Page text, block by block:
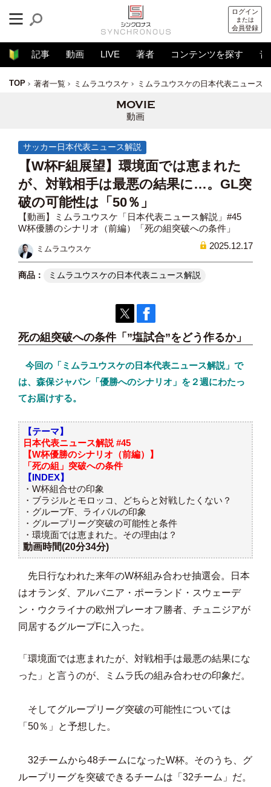
ログイン
または
会員登録
記事 動画 LIVE 著者 コンテンツを探す 音
TOP 著者一覧 ミムラユウスケ ミムラユウスケの日本代表ニュース
動画
サッカー日本代表ニュース解説
【W杯F組展望】環境面では恵まれた
が、対戦相手は最悪の結果に…。GL突
破の可能性は「50％」
【動画】ミムラユウスケ「日本代表ニュース解説」#45
W杯優勝のシナリオ（前編）「死の組突破への条件」
ミムラユウスケ 2025.12.17
ミムラユウスケの日本代表ニュース解説
死の組突破への条件「”塩試合”をどう作るか」
今回の「ミムラユウスケの日本代表ニュース解説」で
は、森保ジャパン「優勝へのシナリオ」を２週にわたっ
てお届けする。
【テーマ】
日本代表ニュース解説 #45
【W杯優勝のシナリオ（前編）】
「死の組」突破への条件
【INDEX】
・W杯組合せの印象
・ブラジルとモロッコ、どちらと対戦したくない？
・グループF、ライバルの印象
・グループリーグ突破の可能性と条件
・環境面では恵まれた。その理由は？
動画時間(20分34分)
先日行なわれた来年のW杯組み合わせ抽選会。日本
はオランダ、アルバニア・ポーランド・スウェーデ
ン・ウクライナの欧州プレーオフ勝者、チュニジアが
同居するグループFに入った。
「環境面では恵まれたが、対戦相手は最悪の結果にな
った」と言うのが、ミムラ氏の組み合わせの印象だ。
そしてグループリーグ突破の可能性については
「50％」と予想した。
32チームから48チームになったW杯。そのうち、グ
ループリーグを突破できるチームは「32チーム」だ。